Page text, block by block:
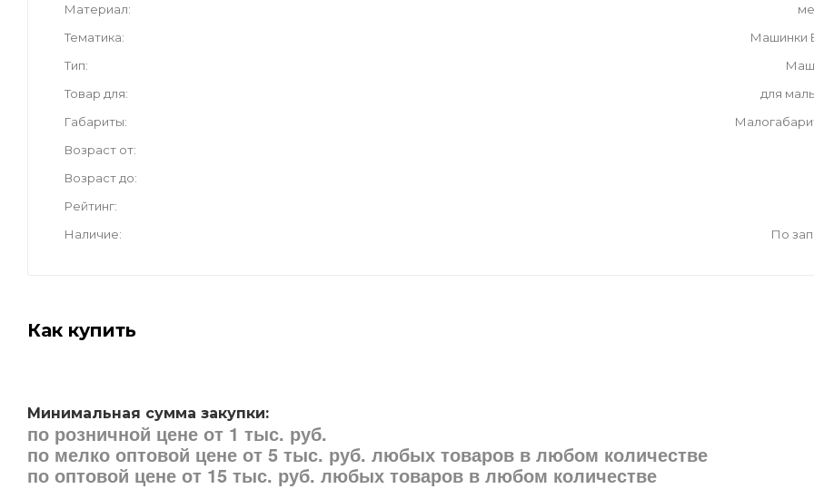
Материал
Тематика
Машинки
Тип
Товар для
для
Габариты
Возраст от
Возраст до
Рейтинг
Наличие
По
Как купить
Минимальная сумма закупки:
по розничной цене от 1 тыс. руб.
по мелко оптовой цене от 5 тыс. руб. любых товаров в любом количестве
по оптовой цене от 15 тыс. руб. любых товаров в любом количестве